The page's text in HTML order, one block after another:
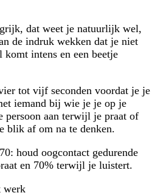
dat weet je natuurlijk wel,
de indruk wekken dat je niet
komt intens en een beetje
tot vijf seconden voordat je je
iemand bij wie je je op je
persoon aan terwijl je praat of
blik af om na te denken.
houd oogcontact gedurende
en 70% terwijl je luistert.
werk